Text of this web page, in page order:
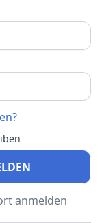
anmelden